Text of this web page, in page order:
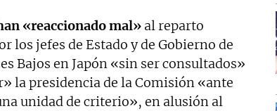
«reaccionado mal» al reparto
los jefes de Estado y de Gobierno de
Bajos en Japón «sin ser consultados»
la presidencia de la Comisión «ante
unidad de criterio», en alusión al